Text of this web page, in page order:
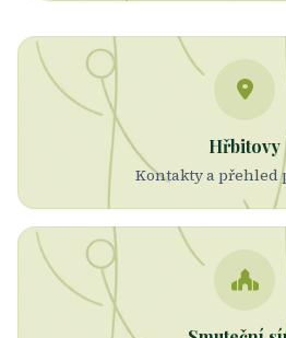
Hřbitovy
Kontakty a přehled